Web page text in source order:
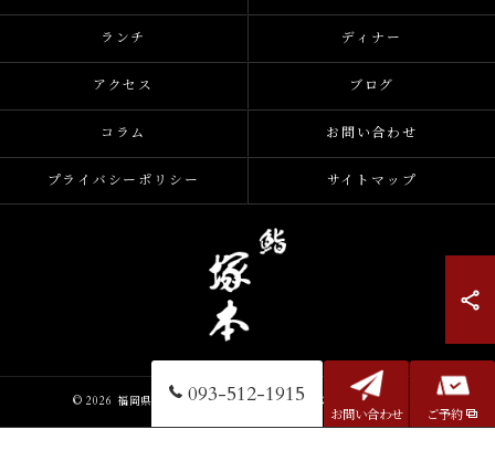
093-512-1915
お問い合わせ ご予約
ランチ ディナー
アクセス ブログ
コラム お問い合わせ
プライバシーポリシー サイトマップ
© 2026 福岡県小倉の寿司なら鮨 塚本 ALL RIGHTS RESERVED.